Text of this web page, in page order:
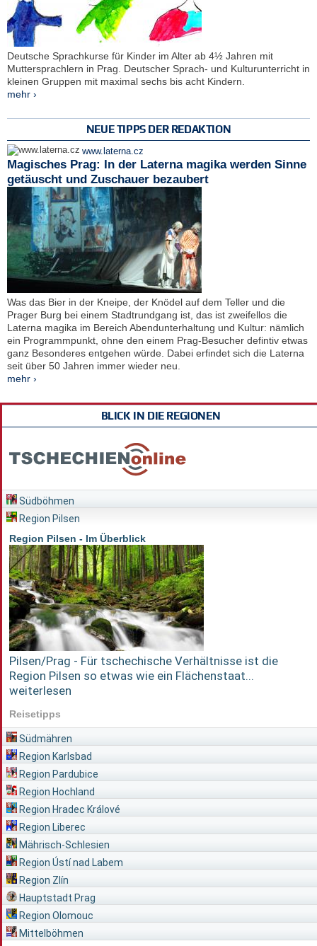
Deutsche Sprachkurse für Kinder im Alter ab 4½ Jahren mit
Muttersprachlern in Prag. Deutscher Sprach- und Kulturunterricht in
kleinen Gruppen mit maximal sechs bis acht Kindern.
mehr ›
NEUE TIPPS DER REDAKTION
www.laterna.cz
Magisches Prag: In der Laterna magika werden Sinne
getäuscht und Zuschauer bezaubert
Was das Bier in der Kneipe, der Knödel auf dem Teller und die
Prager Burg bei einem Stadtrundgang ist, das ist zweifellos die
Laterna magika im Bereich Abendunterhaltung und Kultur: nämlich
ein Programmpunkt, ohne den einem Prag-Besucher defintiv etwas
ganz Besonderes entgehen würde. Dabei erfindet sich die Laterna
seit über 50 Jahren immer wieder neu.
mehr ›
BLICK IN DIE REGIONEN
Südböhmen
Region Pilsen
Region Pilsen - Im Überblick
Pilsen/Prag - Für tschechische Verhältnisse ist die
Region Pilsen so etwas wie ein Flächenstaat...
weiterlesen
Reisetipps
Südmähren
Region Karlsbad
Region Pardubice
Region Hochland
Region Hradec Králové
Region Liberec
Mährisch-Schlesien
Region Ústí nad Labem
Region Zlín
Hauptstadt Prag
Region Olomouc
Mittelböhmen